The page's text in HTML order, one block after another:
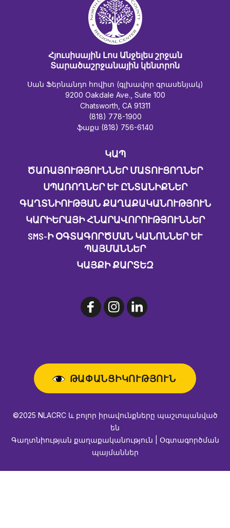
Հյուսիսային Լոս Անջելես շրջան
Տարածաշրջանային կենտրոն
Սան Ֆերնանդո հովիտ (գլխավոր գրասենյակ)
9200 Oakdale Ave., Suite 100
Chatsworth, CA 91311
(818) 778-1900
ֆաքս (818) 756-6140
ԿԱՊ
ԾԱՌԱՅՈՒԹՅՈՒՆՆԵՐ ՄԱՏՈՒՑՈՂՆԵՐ
ՍՊԱՌՈՂՆԵՐ ԵՒ ԸՆՏԱՆԻՔՆԵՐ
ԳԱՂՏՆԻՈՒԹՅԱՆ ՔԱՂԱՔԱԿԱՆՈՒԹՅՈՒՆ
ԿԱՐԻԵՐԱՅԻ ՀՆԱՐԱՎՈՐՈՒԹՅՈՒՆՆԵՐ
SMS-Ի ՕԳՏԱԳՈՐԾՄԱՆ ԿԱՆՈՆՆԵՐ ԵՒ Պ
ԱՅՄԱՆՆԵՐ
ԿԱՅՔԻ ՔԱՐՏԵԶ
ԹԱՓԱՆՑԻԿՈՒԹՅՈՒՆ
©2025 NLACRC և բոլոր իրավունքները պաշտպանված
են
Գաղտնիության քաղաքականություն | Օգտագործման
պայմաններ